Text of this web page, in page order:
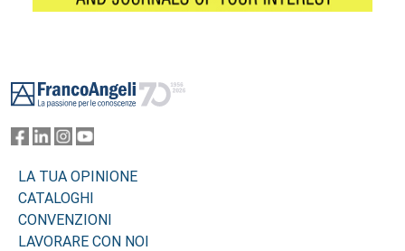
LA TUA OPINIONE
CATALOGHI
CONVENZIONI
LAVORARE CON NOI